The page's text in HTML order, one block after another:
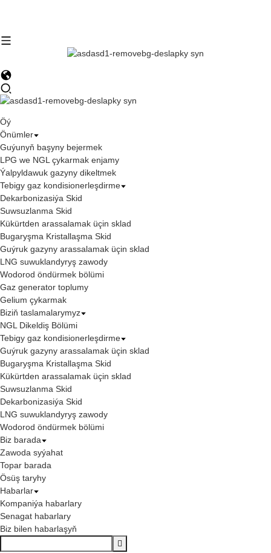
Öý
Önümler
Guýunyň başyny bejermek
LPG we NGL çykarmak enjamy
Ýalpyldawuk gazyny dikeltmek
Tebigy gaz kondisionerleşdirme
Dekarbonizasiýa Skid
Suwsuzlanma Skid
Kükürtden arassalamak üçin sklad
Bugaryşma Kristallaşma Skid
Guýruk gazyny arassalamak üçin sklad
LNG suwuklandyryş zawody
Wodorod öndürmek bölümi
Gaz generator toplumy
Gelium çykarmak
Biziň taslamalarymyz
NGL Dikeldiş Bölümi
Tebigy gaz kondisionerleşdirme
Guýruk gazyny arassalamak üçin sklad
Bugaryşma Kristallaşma Skid
Kükürtden arassalamak üçin sklad
Suwsuzlanma Skid
Dekarbonizasiýa Skid
LNG suwuklandyryş zawody
Wodorod öndürmek bölümi
Biz barada
Zawoda syýahat
Topar barada
Ösüş taryhy
Habarlar
Kompaniýa habarlary
Senagat habarlary
Biz bilen habarlaşyň